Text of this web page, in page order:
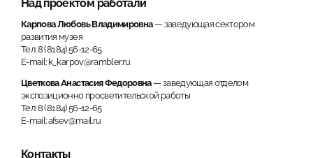
Над проектом работали
Карпова Любовь Владимировна— заведующая сектором
развития музея
Тел: 8 (8184) 56-12-65
E-mail: k_karpov@rambler.ru
Цветкова Анастасия Федоровна— заведующая отделом
экспозиционно просветительской работы
Тел: 8 (8184) 56-12-65
E-mail: afsev@mail.ru
Контакты